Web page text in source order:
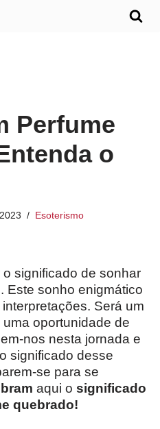
Perfume
o
Esoterismo
significado de sonhar
Este sonho enigmático
Será um
oportunidade de
nos nesta jornada e
significado desse
se para se
aqui o significado
quebrado!